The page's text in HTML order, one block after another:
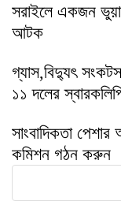
সরাইলে একজন
আটক
গ্যাস,বিদ্যুৎ
১১ দলের
সাংবাদিকতা
কমিশন গঠন করুন